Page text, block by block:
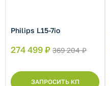
Philips L15-7io
274 499 ₽ 369 204 ₽
ЗАПРОСИТЬ КП